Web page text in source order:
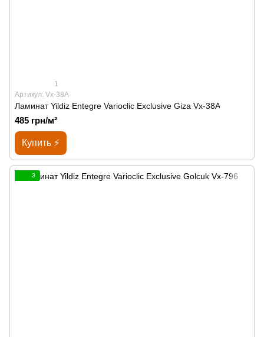
1
Артикул: Vx-38A
Ламинат Yildiz Entegre Varioclic Exclusive Giza Vx-38A
485 грн/м²
Купить ⚡
3